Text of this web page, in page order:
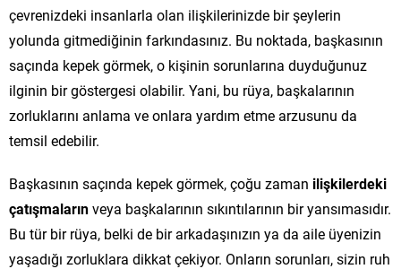
çevrenizdeki insanlarla olan ilişkilerinizde bir şeylerin
yolunda gitmediğinin farkındasınız. Bu noktada, başkasının
saçında kepek görmek, o kişinin sorunlarına duyduğunuz
ilginin bir göstergesi olabilir. Yani, bu rüya, başkalarının
zorluklarını anlama ve onlara yardım etme arzusunu da
temsil edebilir.
Başkasının saçında kepek görmek, çoğu zaman ilişkilerdeki
çatışmalarınveya başkalarının sıkıntılarının bir yansımasıdır.
Bu tür bir rüya, belki de bir arkadaşınızın ya da aile üyenizin
yaşadığı zorluklara dikkat çekiyor. Onların sorunları, sizin ruh